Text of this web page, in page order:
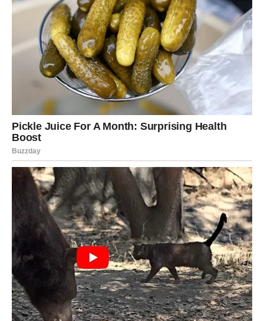
spremni na iskren razgovor. Slobodni Bikovi mogu
shvatiti da neko iz njihove blizine već dugo gaji emocije.
Ovo je dan kada shvatate šta zaista želite – i više ne
pristajete na manje.
Blizanci
Blizanci danas ne mogu pobeći od istine. Iako ste skloni
da racionalizujete emocije, danas srce vodi glavnu reč.
U vezama dolazi do razotkrivanja – bilo vaših, bilo
partnerovih osećanja. Neke tajne mogu izaći na videlo, ali
to će doneti oslobađanje.
Slobodni Blizanci mogu doživeti iznenadno priznanje koje
će ih zateći. Osoba za koju niste mislili da oseća nešto –
može vas potpuno iznenaditi.
Danas je ključno da slušate intuiciju, a ne samo razum.